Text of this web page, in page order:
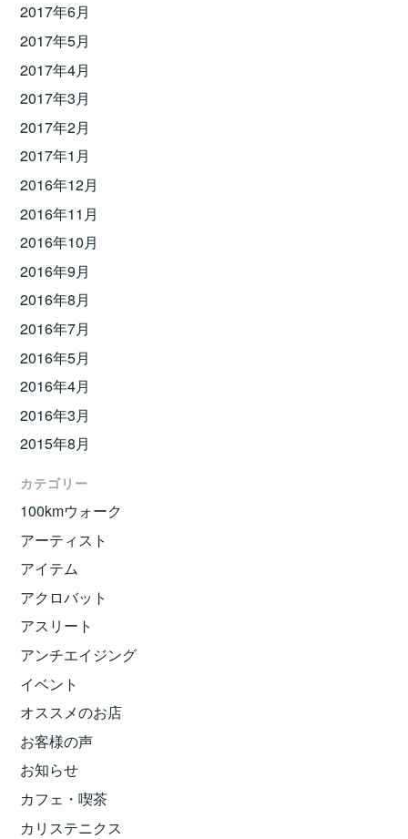
2017年6月
2017年5月
2017年4月
2017年3月
2017年2月
2017年1月
2016年12月
2016年11月
2016年10月
2016年9月
2016年8月
2016年7月
2016年5月
2016年4月
2016年3月
2015年8月
カテゴリー
100kmウォーク
アーティスト
アイテム
アクロバット
アスリート
アンチエイジング
イベント
オススメのお店
お客様の声
お知らせ
カフェ・喫茶
カリステニクス